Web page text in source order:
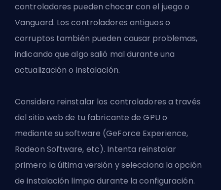
controladores pueden chocar con el juego o
Vanguard. Los controladores antiguos o
corruptos también pueden causar problemas,
indicando que algo salió mal durante una
actualización o instalación.
Considera reinstalar los controladores a través
del sitio web de tu fabricante de GPU o
mediante su software (GeForce Experience,
Radeon Software, etc). Intenta reinstalar
primero la última versión y selecciona la opción
de instalación limpia durante la configuración.